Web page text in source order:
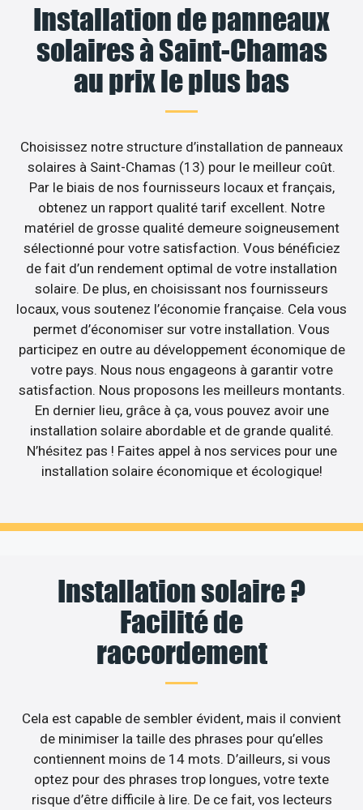
Installation de panneaux
solaires à Saint-Chamas
au prix le plus bas
Choisissez notre structure d’installation de panneaux
solaires à Saint-Chamas (13) pour le meilleur coût.
Par le biais de nos fournisseurs locaux et français,
obtenez un rapport qualité tarif excellent. Notre
matériel de grosse qualité demeure soigneusement
sélectionné pour votre satisfaction. Vous bénéficiez
de fait d’un rendement optimal de votre installation
solaire. De plus, en choisissant nos fournisseurs
locaux, vous soutenez l’économie française. Cela vous
permet d’économiser sur votre installation. Vous
participez en outre au développement économique de
votre pays. Nous nous engageons à garantir votre
satisfaction. Nous proposons les meilleurs montants.
En dernier lieu, grâce à ça, vous pouvez avoir une
installation solaire abordable et de grande qualité.
N’hésitez pas ! Faites appel à nos services pour une
installation solaire économique et écologique!
Installation solaire ?
Facilité de
raccordement
Cela est capable de sembler évident, mais il convient
de minimiser la taille des phrases pour qu’elles
contiennent moins de 14 mots. D’ailleurs, si vous
optez pour des phrases trop longues, votre texte
risque d’être difficile à lire. De ce fait, vos lecteurs